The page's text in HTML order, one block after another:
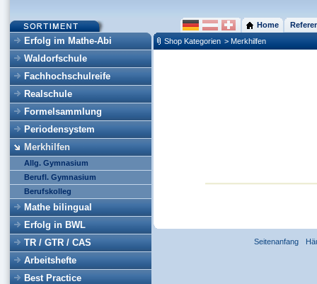
Erfolg im Mathe-Abi
Waldorfschule
Fachhochschulreife
Realschule
Formelsammlung
Periodensystem
Merkhilfen
Allg. Gymnasium
Berufl. Gymnasium
Berufskolleg
Mathe bilingual
Erfolg in BWL
TR / GTR / CAS
Arbeitshefte
Best Practice
Home
Shop Kategorien > Merkhilfen
Seitenanfang